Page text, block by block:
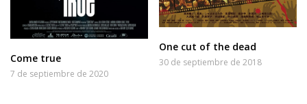
Come true
7 de septiembre de 2020
One cut of the dead
30 de septiembre de 2018